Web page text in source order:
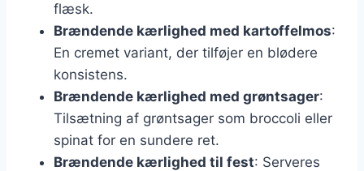
flæsk.
Brændende kærlighed med kartoffelmos:
En cremet variant, der tilføjer en blødere
konsistens.
Brændende kærlighed med grøntsager:
Tilsætning af grøntsager som broccoli eller
spinat for en sundere ret.
Brændende kærlighed til fest: Serveres